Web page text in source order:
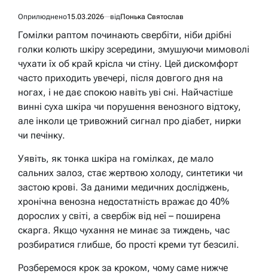
Оприлюднено15.03.2026 відПонька Святослав
Гомілки раптом починають свербіти, ніби дрібні
голки колють шкіру зсередини, змушуючи мимоволі
чухати їх об край крісла чи стіну. Цей дискомфорт
часто приходить увечері, після довгого дня на
ногах, і не дає спокою навіть уві сні. Найчастіше
винні суха шкіра чи порушення венозного відтоку,
але інколи це тривожний сигнал про діабет, нирки
чи печінку.
Уявіть, як тонка шкіра на гомілках, де мало
сальних залоз, стає жертвою холоду, синтетики чи
застою крові. За даними медичних досліджень,
хронічна венозна недостатність вражає до 40%
дорослих у світі, а свербіж від неї – поширена
скарга. Якщо чухання не минає за тиждень, час
розбиратися глибше, бо прості креми тут безсилі.
Розберемося крок за кроком, чому саме нижче